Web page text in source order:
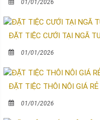
01/01/2026
ĐẶT TIỆC CƯỚI TẠI NGÃ
01/01/2026
ĐẶT TIỆC THÔI NÔI GIÁ
01/01/2026